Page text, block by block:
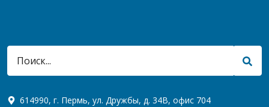
614990, г. Пермь, ул. Дружбы, д. 34В, офис 704